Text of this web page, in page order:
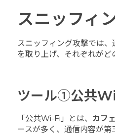
スニッフィ
スニッフィング攻撃では
を取り上げ、それぞれがど
ツール①公共
「公共Wi-Fi」とは、 カフ
ースが多く、通信内容が第